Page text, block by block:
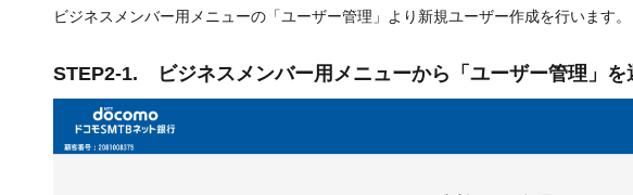
ビジネスメンバー用メニューの「ユーザー管理」より新規ユーザー作成を行います。
STEP2-1. ビジネスメンバー用メニューから「ユーザー管理」を